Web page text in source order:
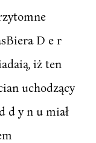
D e r
iż ten
uchodzący
d y n u miał